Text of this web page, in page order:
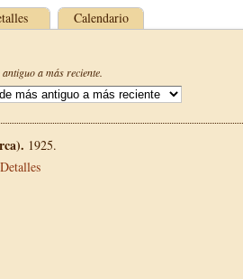
Calendario
a más reciente.
1925.
Detalles